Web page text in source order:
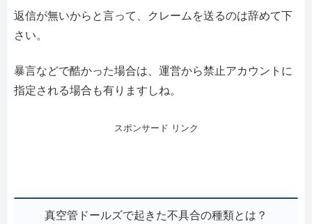
返信が無いからと言って、クレームを送るのは辞めて下
さい。
暴言などで酷かった場合は、運営から禁止アカウントに
指定される場合も有りますしね。
スポンサード リンク
真空管ドールズで起きた不具合の種類とは？